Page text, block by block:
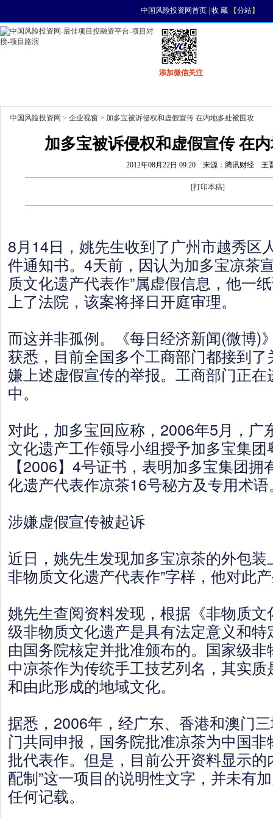
中国风险投资网首页| 收 藏【分站】
添加微信关注
中国风险投资网 > 企业视窗 > 加多宝被诉侵权和虚假宣传 在内地多处被围攻
加多宝被诉侵权和虚假宣传 在
2012年08月22日 09:20 来源：腾讯财经 王
[打印本稿]
8月14日，姚先生收到了广州市越秀区
件通知书。4天前，因认为加多宝凉茶
质文化遗产代表作”属虚假信息，他一
上了法院，该案将择日开庭审理。
而这并非孤例。《每日经济新闻(微博)
获悉，目前全国多个工商部门都接到
嫌上述虚假宣传的举报。工商部门正
中。
对此，加多宝回应称，2006年5月，广
文化遗产工作领导小组授予加多宝集团
【2006】4号证书，表明加多宝集团
化遗产代表作凉茶16号秘方及专用术语
涉嫌虚假宣传被起诉
近日，姚先生发现加多宝凉茶的外包装
非物质文化遗产代表作”字样，他对此
姚先生查阅资料发现，根据《非物质
级非物质文化遗产是具有法定意义和
由国务院核定并批准颁布的。国家级
中凉茶作为传统手工技艺列名，其实
和由此形成的地域文化。
据悉，2006年，经广东、香港和澳门
门共同申报，国务院批准凉茶为中国
批代表作。但是，目前公开资料显示的
配制”这一项目的说明性文字，并未有
任何记载。